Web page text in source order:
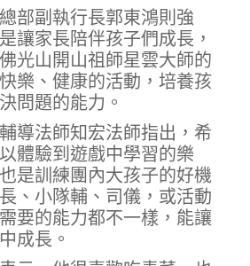
部副執行長郭東鴻則強
讓家長陪伴孩子們成長，
光山開山祖師星雲大師的
樂、健康的活動，培養孩
問題的能力。
導法師知宏法師指出，希
體驗到遊戲中學習的樂
是訓練團內大孩子的好機
、小隊輔、司儀，或活動
要的能力都不一樣，能讓
成長。